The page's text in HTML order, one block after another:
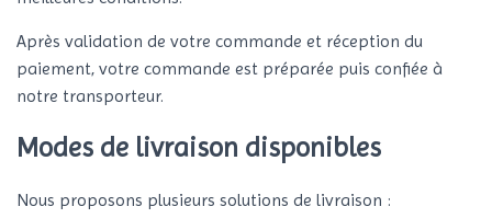
Après validation de votre commande et réception du
paiement, votre commande est préparée puis confiée à
notre transporteur.
Modes de livraison disponibles
Nous proposons plusieurs solutions de livraison :